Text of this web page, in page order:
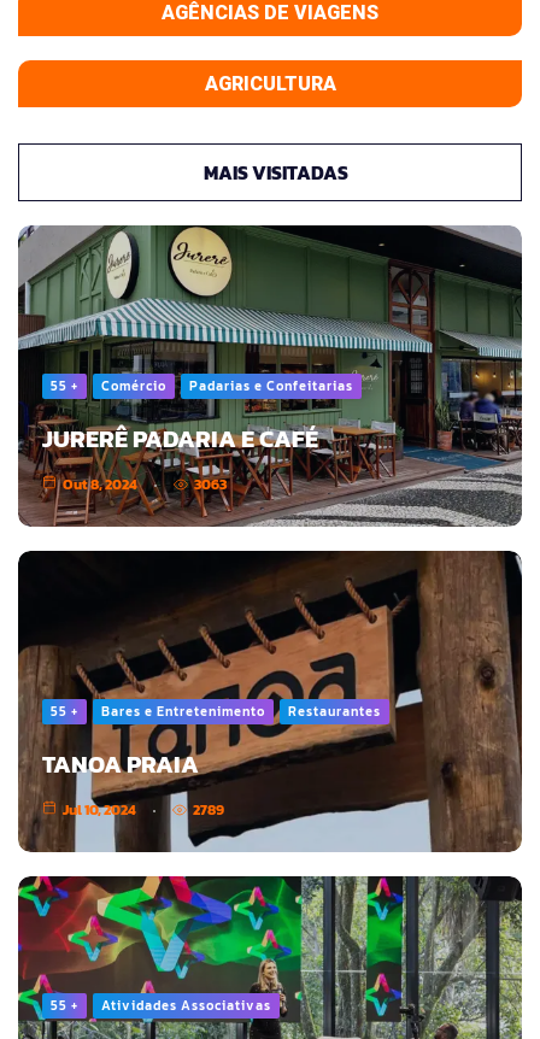
AGÊNCIAS DE VIAGENS
AGRICULTURA
MAIS VISITADAS
55 + Comércio Padarias e Confeitarias
JURERÊ PADARIA E CAFÉ
Out 8, 2024 3063
55 + Bares e Entretenimento Restaurantes
TANOA PRAIA
Jul 10, 2024 2789
55 + Atividades Associativas